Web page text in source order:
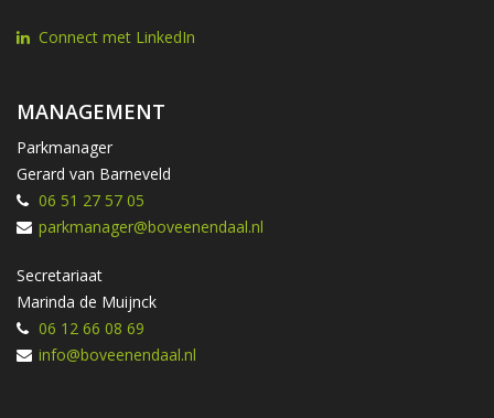
Connect met LinkedIn
MANAGEMENT
Parkmanager
Gerard van Barneveld
06 51 27 57 05
parkmanager@boveenendaal.nl
Secretariaat
Marinda de Muijnck
06 12 66 08 69
info@boveenendaal.nl